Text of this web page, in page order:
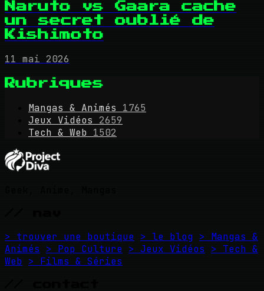
Naruto vs Gaara cache
un secret oublié de
Kishimoto
11 mai 2026
Rubriques
Mangas & Animés
1765
Jeux Vidéos
2659
Tech & Web 1502
> trouver une boutique > le blog > Mangas &
Animés
> Pop Culture > Jeux Vidéos
> Tech &
Web > Films & Séries